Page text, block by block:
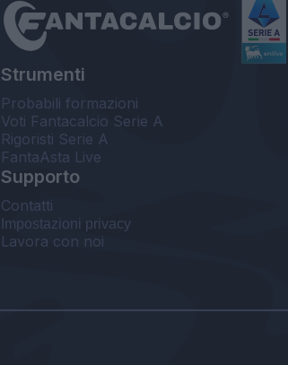
Strumenti
Probabili formazioni
Voti Fantacalcio Serie A
Rigoristi Serie A
FantaAsta Live
Supporto
Contatti
Impostazioni privacy
Lavora con noi